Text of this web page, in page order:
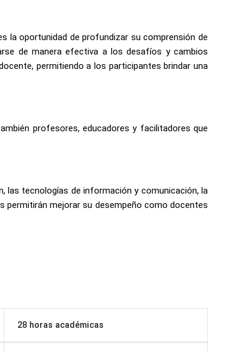
la oportunidad de profundizar su comprensión de
de manera efectiva a los desafíos y cambios
permitiendo a los participantes brindar una
profesores, educadores y facilitadores que
las tecnologías de información y comunicación, la
permitirán mejorar su desempeño como docentes
28 horas académicas